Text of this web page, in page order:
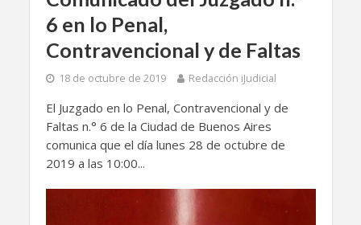
6 en lo Penal,
Contravencional y de Faltas
18 de octubre de 2019 Redacción iJudicial
El Juzgado en lo Penal, Contravencional y de
Faltas n.° 6 de la Ciudad de Buenos Aires
comunica que el día lunes 28 de octubre de
2019 a las 10:00...